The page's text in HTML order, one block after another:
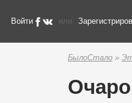
Войти или
БылоСтало »